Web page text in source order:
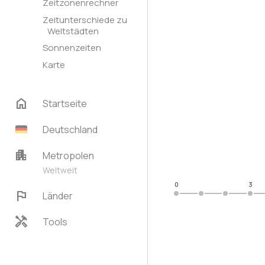
Zeitzonenrechner
Zeitunterschiede zu
Weltstädten
Sonnenzeiten
Karte
home
Startseite
Deutschland
apartment Metropolen
Weltweit
flag Länder
handyman Tools
0 3